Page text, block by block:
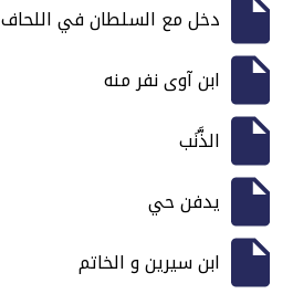
دخل مع السلطان في اللحاف
ابن آوى نفر منه
الذَّنَب
يدفن حي
ابن سيرين و الخاتم